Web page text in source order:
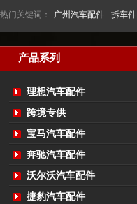
热门关键词： 广州汽车配件 拆车件
产品系列
理想汽车配件
跨境专供
宝马汽车配件
奔驰汽车配件
沃尔沃汽车配件
捷豹汽车配件